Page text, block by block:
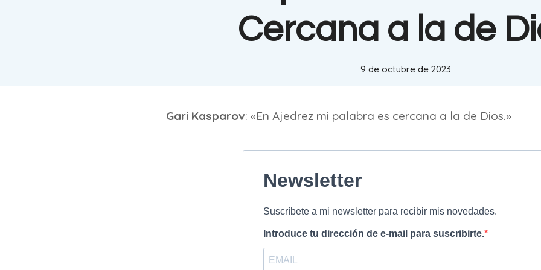
Cercana a la de
9 de octubre de 2023
Gari Kasparov: «En Ajedrez mi palabra es cercana a la de Dios.»